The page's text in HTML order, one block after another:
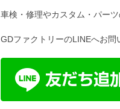
車検・修理やカスタム・パー
GDファクトリーのLINEへお問